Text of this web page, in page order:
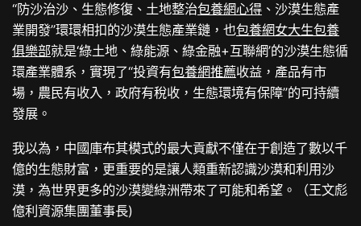
“防沙治沙、生態修復、土地整治包養網心得 、沙漠生態產
業開發”環環相扣的沙漠生態產業鏈，也包養網女大生包養
俱樂部就是‘綠土地、綠能源、綠金融+互聯網’的沙漠生態循
環產業體系，實現了“投資有包養網推薦收益，產品有市
場，農民有收入，政府有稅收，生態環境有保障”的可持續
發展。
我以為，中國庫布其模式的最大貢獻不僅在于創造了數以千
億的生態財富，更重要的是讓人類重新認識沙漠和利用沙
漠，為世界更多的沙漠變綠洲帶來了可能和希望。（王文彪
億利資源集團董事長)